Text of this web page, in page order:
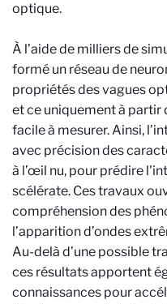
optique.
À l’aide de milliers de
formé un réseau de
propriétés des vagues
et ce uniquement à partir
facile à mesurer. Ainsi,
avec précision des
à l’œil nu, pour prédire
scélérate. Ces travaux
compréhension des
l’apparition d’ondes
Au-delà d’une possible
ces résultats apportent
connaissances pour